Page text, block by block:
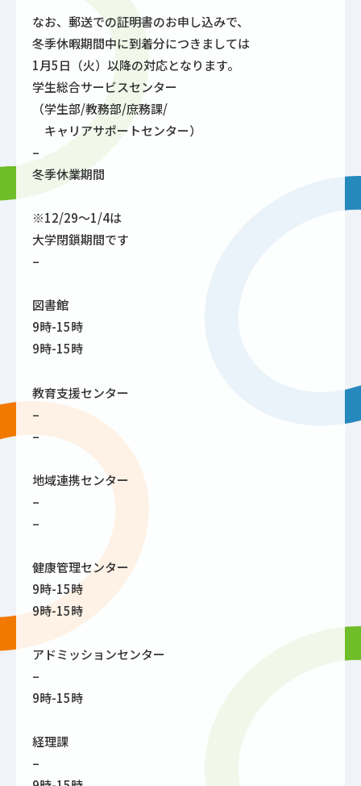
なお、郵送での証明書のお申し込みで、
冬季休暇期間中に到着分につきましては
1月5日（火）以降の対応となります。
学生総合サービスセンター
（学生部/教務部/庶務課/
キャリアサポートセンター）
–
冬季休業期間
※12/29～1/4は
大学閉鎖期間です
–
図書館
9時-15時
9時-15時
教育支援センター
–
–
地域連携センター
–
–
健康管理センター
9時-15時
9時-15時
アドミッションセンター
–
9時-15時
経理課
–